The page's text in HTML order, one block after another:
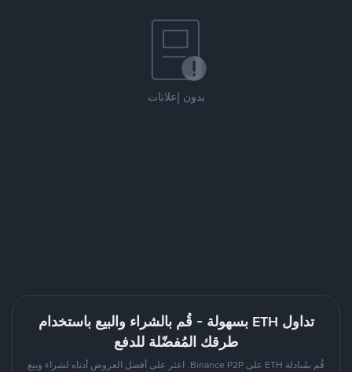
بدون إعلانات
تداول ETH بسهولة - قُم بالشراء والبيع باستخدام
طرقك المُفضّلة للدفع
قُم بمُبادلة ETH على Binance P2P. اعثر على أفضل العروض أدناه لشراء وبيع